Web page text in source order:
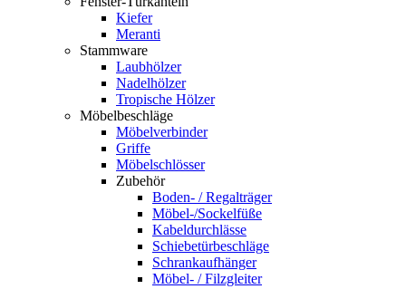
Kiefer
Meranti
Stammware
Laubhölzer
Nadelhölzer
Tropische Hölzer
Möbelbeschläge
Möbelverbinder
Griffe
Möbelschlösser
Zubehör
Boden- / Regalträger
Möbel-/Sockelfüße
Kabeldurchlässe
Schiebetürbeschläge
Schrankaufhänger
Möbel- / Filzgleiter